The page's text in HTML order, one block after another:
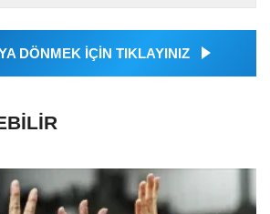
tarafından...
DÖNMEK İÇİN TIKLAYINIZ